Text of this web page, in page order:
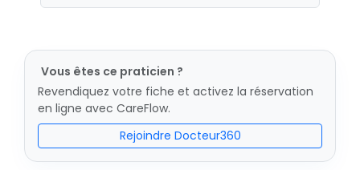
Vous êtes ce praticien ?
Revendiquez votre fiche et activez la réservation
en ligne avec CareFlow.
Rejoindre Docteur360